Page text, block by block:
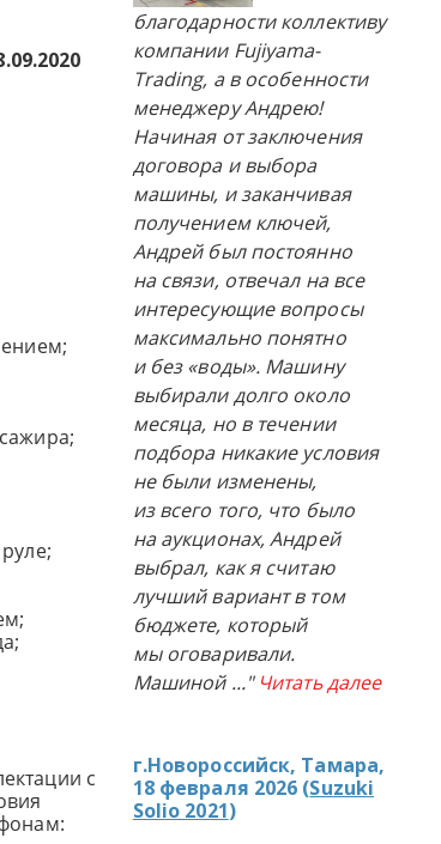
с
благодарности коллективу
компании Fujiyama-
Trading, а в особенности
менеджеру Андрею!
Начиная от заключения
договора и выбора
машины, и заканчивая
получением ключей,
Андрей был постоянно
на связи, отвечал на все
интересующие вопросы
максимально понятно
и без «воды». Машину
выбирали долго около
месяца, но в течении
подбора никакие условия
не были изменены,
из всего того, что было
на аукционах, Андрей
выбрал, как я считаю
лучший вариант в том
бюджете, который
мы оговаривали.
Машиной ..." Читать далее
г.Новороссийск, Тамара,
18 февраля 2026 (Suzuki
Solio 2021)